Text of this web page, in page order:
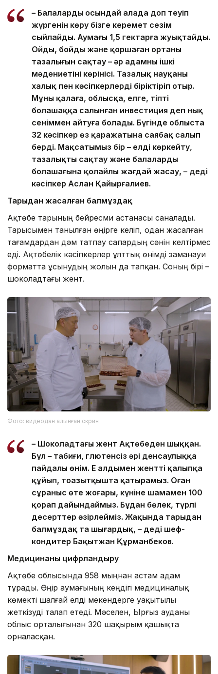
– Балалардың осындай алаңда доп теуіп
жүргенін көру бізге керемет сезім
сыйлайды. Аумағы 1,5 гектарға жуықтайды.
Ойдың, бойдың және қоршаған ортаның
тазалығын сақтау – әр адамның ішкі
мәдениетінің көрінісі. Тазалық науқаны
халық пен кәсіпкерлерді біріктіріп отыр.
Мұны қалаға, облысқа, елге, тіпті
болашаққа салынған инвестиция деп нық
сеніммен айтуға болады. Бүгінде облыста
32 кәсіпкер өз қаражатына саябақ салып
берді. Мақсатымыз бір – елді көркейту,
тазалықты сақтау және балалардың
болашағына қолайлы жағдай жасау, – деді
кәсіпкер Аслан Қайырғалиев.
Тарыдан жасалған балмұздақ
Ақтөбе тарының бейресми астанасы саналады.
Тарысымен танылған өңірге келіп, одан жасалған
тағамдардан дәм татпау сапардың сәнін келтірмес
еді. Ақтөбелік кәсіпкерлер ұлттық өнімді заманауи
форматта ұсынудың жолын да тапқан. Соның бірі –
шоколадтағы жент.
Фото: видеодан алынған скрин
– Шоколадтағы жент Ақтөбеден шыққан.
Бұл – табиғи, глютенсіз әрі денсаулыққа
пайдалы өнім. Ең алдымен жентті қалыпқа
құйып, тоңазытқышта қатырамыз. Оған
сұраныс өте жоғары, күніне шамамен 100
қорап дайындаймыз. Бұдан бөлек, түрлі
десерттер әзірлейміз. Жақында тарыдан
балмұздақ та шығардық, – деді шеф-
кондитер Бақытжан Құрманбеков.
Медицинаны цифрландыру
Ақтөбе облысында 958 мыңнан астам адам
тұрады. Өңір аумағының кеңдігі медициналық
көмекті шалғай елді мекендерге уақытылы
жеткізуді талап етеді. Мәселен, Ырғыз ауданы
облыс орталығынан 320 шақырым қашықта
орналасқан.